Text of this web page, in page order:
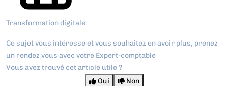
Transformation digitale
Ce sujet vous intéresse et vous souhaitez en avoir plus, prenez
un rendez vous avec votre Expert-comptable
Vous avez trouvé cet article utile ?
Oui
Non